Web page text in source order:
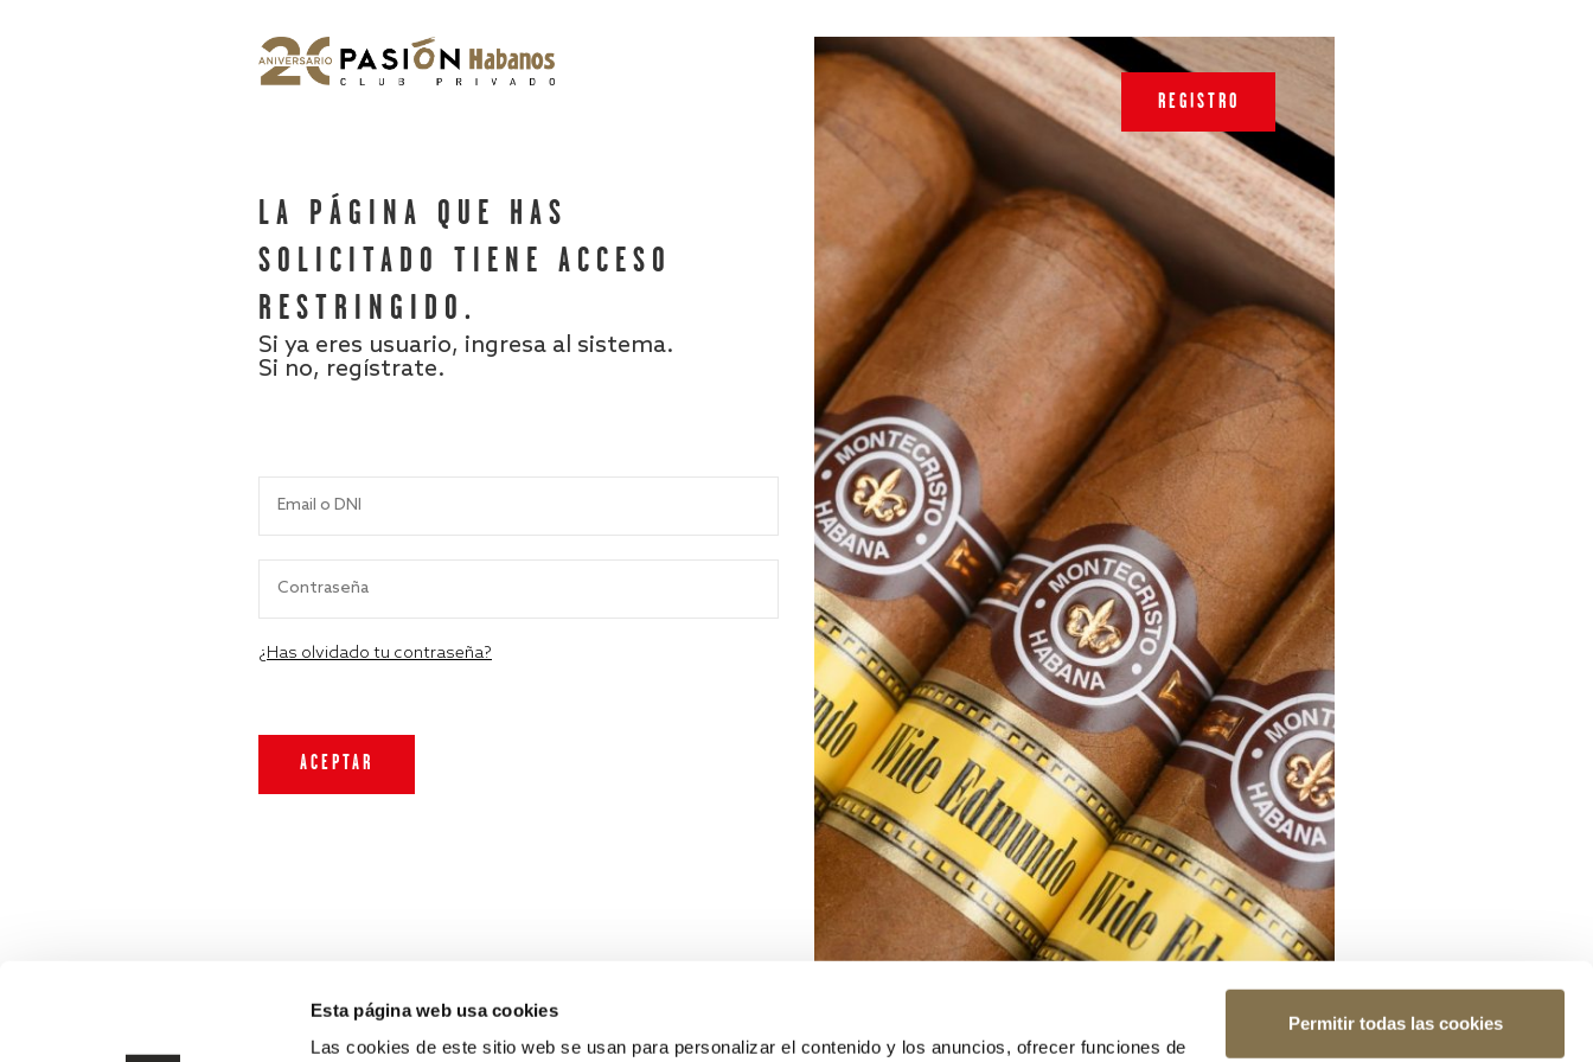
Esta página web usa cookies
Las cookies de este sitio web se usan para personalizar el contenido y los anuncios, ofrecer funciones de
Permitir todas las cookies
LA PÁGINA QUE HAS
SOLICITADO TIENE ACCESO
RESTRINGIDO.
Si ya eres usuario, ingresa al sistema.
Si no, regístrate.
¿Has olvidado tu contraseña?
REGISTRO